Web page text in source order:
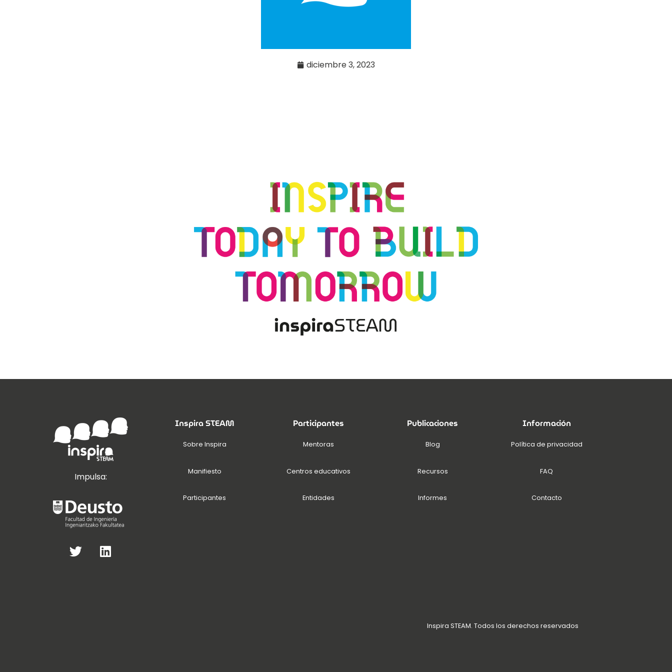
diciembre 3, 2023
Impulsa:
Inspira STEAM
Sobre Inspira
Manifiesto
Participantes
Participantes
Mentoras
Centros educativos
Entidades
Publicaciones
Blog
Recursos
Informes
Información
Política de privacidad
FAQ
Contacto
Inspira STEAM. Todos los derechos reservados